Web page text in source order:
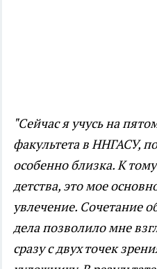
"Сейчас я учусь на
факультета в ННГАСУ,
особенно близка. К
детства, это мое
увлечение. Сочетание
дела позволило мне
сразу с двух точек